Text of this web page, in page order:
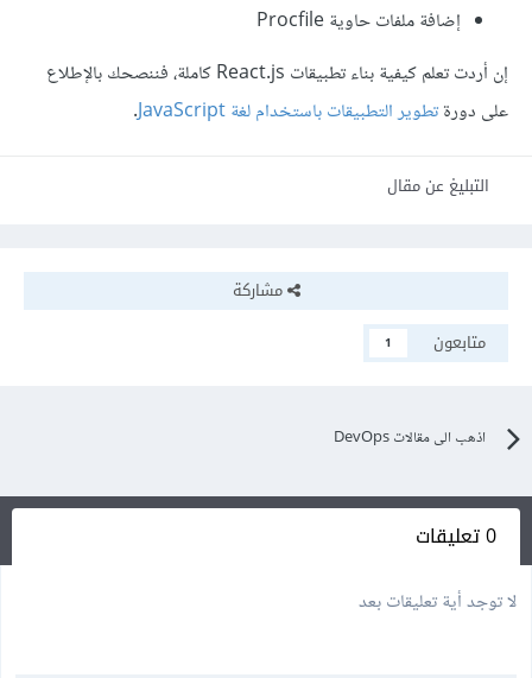
إضافة ملفات حاوية Procfile
إن أردت تعلم كيفية بناء تطبيقات React.js كاملة، فننصحك بالإطلاع
على دورةتطوير التطبيقات باستخدام لغة JavaScript .
التبليغ عن مقال
مشاركة
متابعون
1
اذهب الى مقالات DevOps
0 تعليقات
لا توجد أية تعليقات بعد